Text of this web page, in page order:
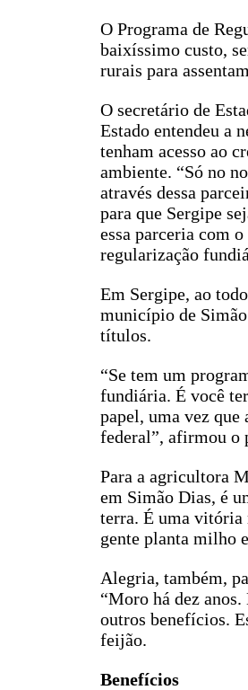
O Programa de
baixíssimo custo,
rurais para
O secretário de
Estado entendeu a
tenham acesso ao
ambiente. “Só no
através dessa
para que Sergipe
essa parceria com
regularização
Em Sergipe, ao
município de
títulos.
“Se tem um
fundiária. É você
papel, uma vez que
federal”, afirmou o
Para a agricultora
em Simão Dias, é
terra. É uma vitória
gente planta milho
Alegria, também,
“Moro há dez
outros benefícios.
feijão.
Benefícios